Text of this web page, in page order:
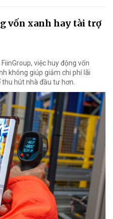
vốn xanh hay tài trợ
việc huy động vốn
không giúp giảm chi phí lãi
hút nhà đầu tư hơn.